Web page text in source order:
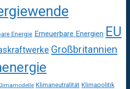
Energie Erneuerbare Energien EU
Großbritannien
Klimaneutralität Klimapolitik